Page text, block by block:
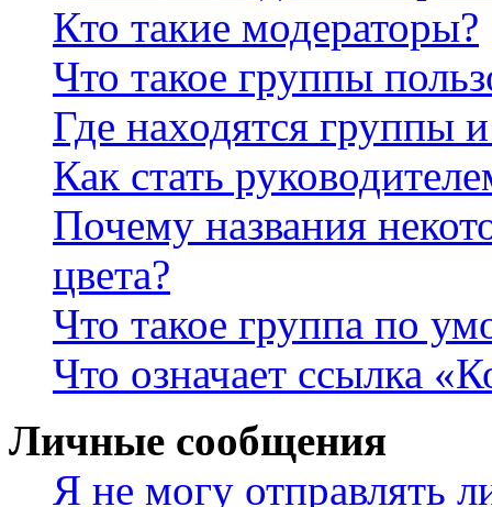
Кто такие модераторы?
Что такое группы
Где находятся группы
Как стать
Почему названия
цвета?
Что такое группа по
Что означает ссылка
Личные сообщения
Я не могу отправлять